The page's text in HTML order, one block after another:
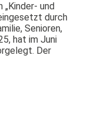
„Kinder- und
durch
Senioren,
hat im Juni
Der